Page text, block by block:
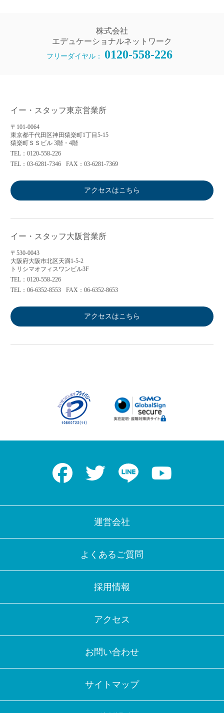
株式会社
エデュケーショナルネットワーク
フリーダイヤル： 0120-558-226
イー・スタッフ東京営業所
〒101-0064
東京都千代田区神田猿楽町1丁目5-15
猿楽町ＳＳビル 3階・4階
TEL：0120-558-226
TEL：03-6281-7346
FAX：03-6281-7369
アクセスはこちら
イー・スタッフ大阪営業所
〒530-0043
大阪府大阪市北区天満1-5-2
トリシマオフィスワンビル3F
TEL：0120-558-226
TEL：06-6352-8553
FAX：06-6352-8653
アクセスはこちら
Facebook Twitter LINE
運営会社
よくあるご質問
採用情報
アクセス
お問い合わせ
サイトマップ